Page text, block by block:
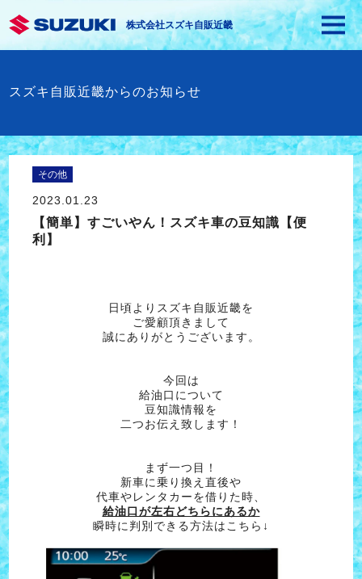
株式会社スズキ自販近畿
スズキ自販近畿からのお知らせ
その他
2023.01.23
【簡単】すごいやん！スズキ車の豆知識【便
利】
日頃よりスズキ自販近畿を
ご愛顧頂きまして
誠にありがとうございます。
今回は
給油口について
豆知識情報を
二つお伝え致します！
まず一つ目！
新車に乗り換え直後や
代車やレンタカーを借りた時、
給油口が左右どちらにあるか
瞬時に判別できる方法はこちら↓